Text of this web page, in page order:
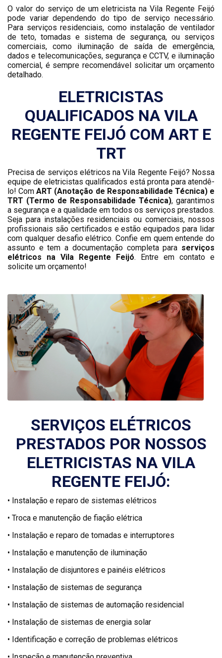
O valor do serviço de um eletricista na Vila Regente Feijó
pode variar dependendo do tipo de serviço necessário.
Para serviços residenciais, como instalação de ventilador
de teto, tomadas e sistema de segurança, ou serviços
comerciais, como iluminação de saída de emergência,
dados e telecomunicações, segurança e CCTV, e iluminação
comercial, é sempre recomendável solicitar um orçamento
detalhado.
ELETRICISTAS
QUALIFICADOS NA VILA
REGENTE FEIJÓ COM ART E
TRT
Precisa de serviços elétricos na Vila Regente Feijó? Nossa
equipe de eletricistas qualificados está pronta para atendê-
lo! ComART (Anotação de Responsabilidade Técnica) e
TRT (Termo de Responsabilidade Técnica), garantimos
a segurança e a qualidade em todos os serviços prestados.
Seja para instalações residenciais ou comerciais, nossos
profissionais são certificados e estão equipados para lidar
com qualquer desafio elétrico. Confie em quem entende do
assunto e tem a documentação completa para serviços
elétricos na Vila Regente Feijó. Entre em contato e
solicite um orçamento!
SERVIÇOS ELÉTRICOS
PRESTADOS POR NOSSOS
ELETRICISTAS NA VILA
REGENTE FEIJÓ:
• Instalação e reparo de sistemas elétricos
• Troca e manutenção de fiação elétrica
• Instalação e reparo de tomadas e interruptores
• Instalação e manutenção de iluminação
• Instalação de disjuntores e painéis elétricos
• Instalação de sistemas de segurança
• Instalação de sistemas de automação residencial
• Instalação de sistemas de energia solar
• Identificação e correção de problemas elétricos